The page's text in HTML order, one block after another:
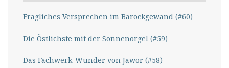
Fragliches Versprechen im Barockgewand (#60)
Die Östlichste mit der Sonnenorgel (#59)
Das Fachwerk-Wunder von Jawor (#58)